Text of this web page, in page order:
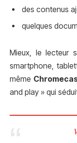
des contenus
quelques
Mieux, le lecteur
smartphone,
même
and play » qui